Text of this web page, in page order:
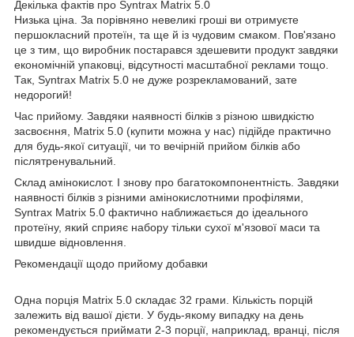
Декілька фактів про Syntrax Matrix 5.0
Низька ціна. За порівняно невеликі гроші ви отримуєте
першокласний протеїн, та ще й із чудовим смаком. Пов'язано
це з тим, що виробник постарався здешевити продукт завдяки
економічній упаковці, відсутності масштабної реклами тощо.
Так, Syntrax Matrix 5.0 не дуже розрекламований, зате
недорогий!
Час прийому. Завдяки наявності білків з різною швидкістю
засвоєння, Matrix 5.0 (купити можна у нас) підійде практично
для будь-якої ситуації, чи то вечірній прийом білків або
післятренувальний.
Склад амінокислот. І знову про багатокомпонентність. Завдяки
наявності білків з різними амінокислотними профілями,
Syntrax Matrix 5.0 фактично наближається до ідеального
протеїну, який сприяє набору тільки сухої м'язової маси та
швидше відновлення.
Рекомендації щодо прийому добавки
Одна порція Matrix 5.0 складає 32 грами. Кількість порцій
залежить від вашої дієти. У будь-якому випадку на день
рекомендується приймати 2-3 порції, наприклад, вранці, після